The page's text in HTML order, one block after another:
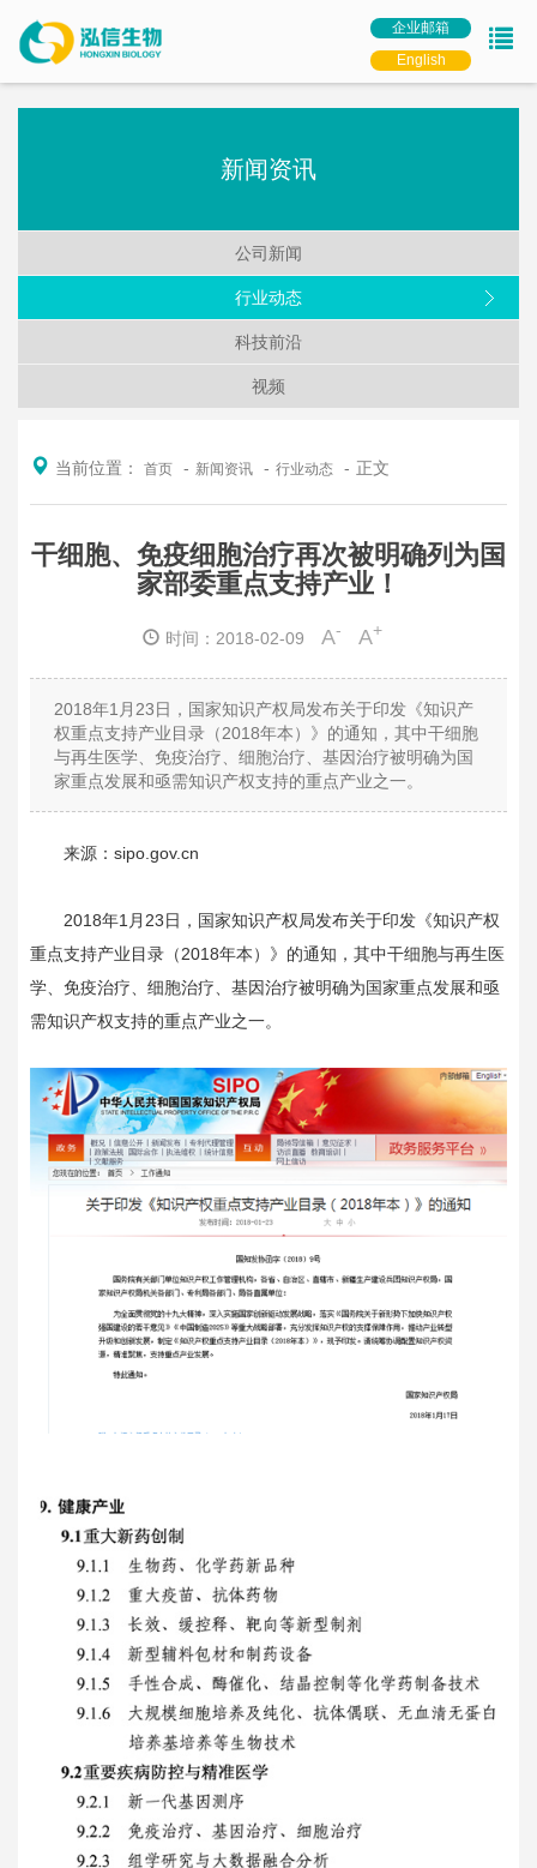
企业邮箱
English
新闻资讯
公司新闻
行业动态
科技前沿
视频
当前位置： 首页 新闻资讯 行业动态 正文
干细胞、免疫细胞治疗再次被明确列为国
家部委重点支持产业！
时间：2018-02-09 A- A+
2018年1月23日，国家知识产权局发布关于印发《知识产
权重点支持产业目录（2018年本）》的通知，其中干细胞
与再生医学、免疫治疗、细胞治疗、基因治疗被明确为国
家重点发展和亟需知识产权支持的重点产业之一。
来源：sipo.gov.cn
2018年1月23日，国家知识产权局发布关于印发《知识产权
重点支持产业目录（2018年本）》的通知，其中干细胞与再生医
学、免疫治疗、细胞治疗、基因治疗被明确为国家重点发展和亟
需知识产权支持的重点产业之一。